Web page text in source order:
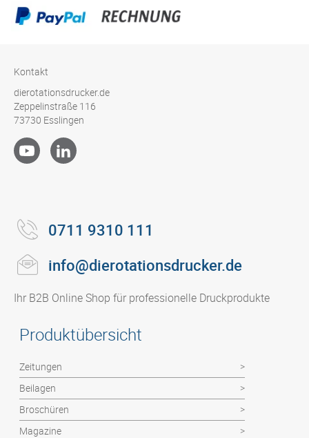
Kontakt
dierotationsdrucker.de
Zeppelinstraße 116
73730 Esslingen
0711 9310 111
info@dierotationsdrucker.de
Ihr B2B Online Shop für professionelle Druckprodukte
Produktübersicht
Zeitungen
Beilagen
Broschüren
Magazine